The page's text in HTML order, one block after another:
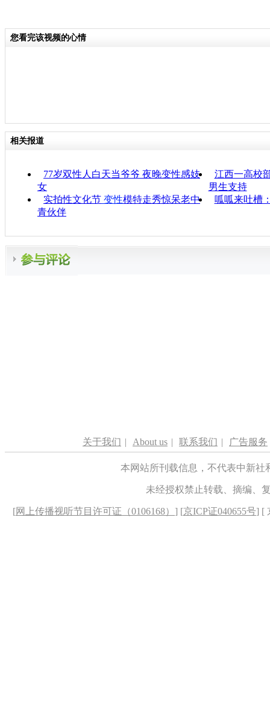
您看完该视频的心情
相关报道
77岁双性人白天当爷爷 夜晚变性感妓
女
江西一高校
男生支持
实拍性文化节 变性模特走秀惊呆老中
青伙伴
呱呱来吐槽
关于我们 | About us | 联系我们 | 广告服务
本网站所刊载信息，不代表中新
未经授权禁止转载、摘编、
[网上传播视听节目许可证（0106168） ] [京ICP证040655号] [